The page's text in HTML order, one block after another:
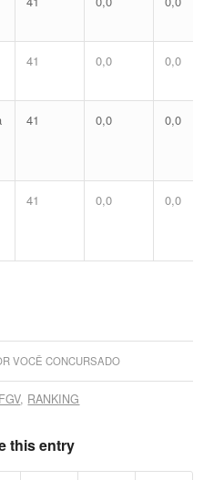
41 0,0 0,0
41 0,0 0,0
41 0,0 0,0
VOCÊ CONCURSADO
FGV, RANKING
this entry